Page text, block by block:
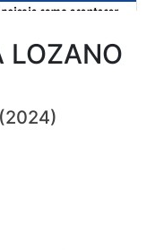
LOZANO